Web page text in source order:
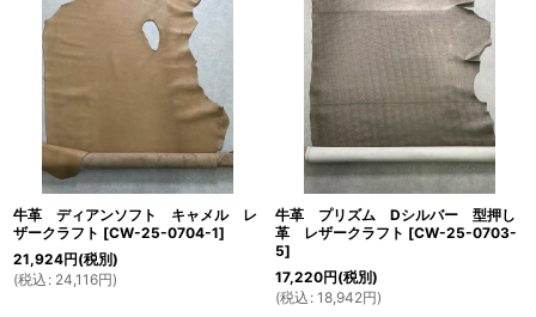
牛革 ディアンソフト キャメル レ
ザークラフト [CW-25-0704-1]
21,924円(税別)
(税込 : 24,116円)
牛革 プリズム Dシルバー 型押し
革 レザークラフト [CW-25-0703-
5]
17,220円(税別)
(税込 : 18,942円)